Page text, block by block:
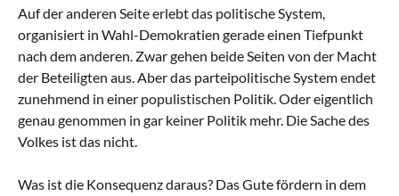
Auf der anderen Seite erlebt das politische System,
organisiert in Wahl-Demokratien gerade einen Tiefpunkt
nach dem anderen. Zwar gehen beide Seiten von der Macht
der Beteiligten aus. Aber das parteipolitische System endet
zunehmend in einer populistischen Politik. Oder eigentlich
genau genommen in gar keiner Politik mehr. Die Sache des
Volkes ist das nicht.
Was ist die Konsequenz daraus? Das Gute fördern in dem